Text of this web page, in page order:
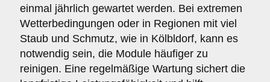
einmal jährlich gewartet werden. Bei extremen
Wetterbedingungen oder in Regionen mit viel
Staub und Schmutz, wie in Kölbldorf, kann es
notwendig sein, die Module häufiger zu
reinigen. Eine regelmäßige Wartung sichert die